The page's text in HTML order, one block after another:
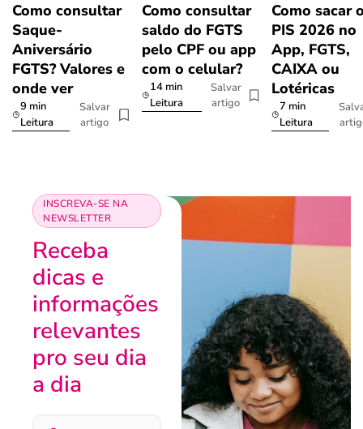
Como consultar
Saque-
Aniversário
FGTS? Valores e
onde ver
9 min
Leitura
Salvar
artigo
Como consultar
saldo do FGTS
pelo CPF ou app
com o celular?
14 min
Leitura
Salvar
artigo
Como sacar
PIS 2026 no
App, FGTS,
CAIXA ou
Lotéricas
7 min
Leitura
INSCREVA-SE NA
NEWSLETTER
Receba
dicas e
informações
relevantes
pro seu dia
a dia